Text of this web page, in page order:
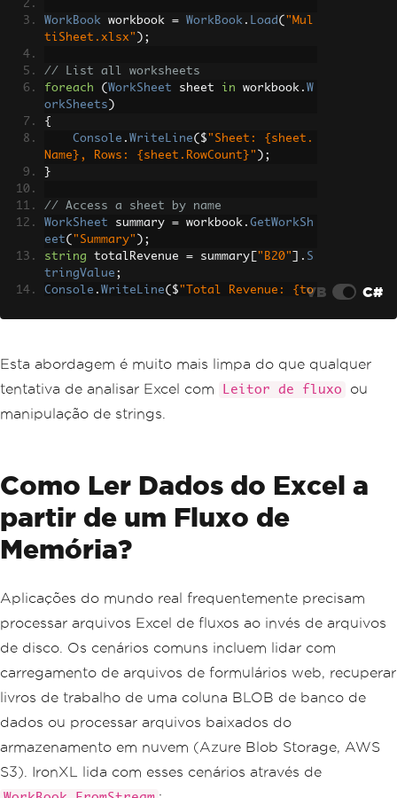
WorkBook workbook = WorkBook . Load ( "Mul
tiSheet.xlsx" );
// List all worksheets
foreach
( WorkSheet sheet in workbook . W
orkSheets )
{
Console . WriteLine( $ "Sheet: {sheet.
Name}, Rows: {sheet.RowCount}" );
}
// Access a sheet by name
WorkSheet summary = workbook . GetWorkSh
eet( "Summary" );
string totalRevenue = summary "B20" ]. S
tringValue ;
Console . WriteLine( $ "Total Revenue: {to
WorkSheet
firstSheet = workbook
0];
int lastRow = firstSheet RowCount ;
Console
. WriteLine
sheet: {lastRow}"
VB C#
Esta abordagem é muito mais limpa do que qualquer
tentativa de analisar Excel com
Leitor de fluxo
ou
manipulação de strings.
Como Ler Dados do Excel a
partir de um Fluxo de
Memória?
Aplicações do mundo real frequentemente precisam
processar arquivos Excel de fluxos ao invés de arquivos
de disco. Os cenários comuns incluem lidar com
carregamento de arquivos de formulários web, recuperar
livros de trabalho de uma coluna BLOB de banco de
dados ou processar arquivos baixados do
armazenamento em nuvem (Azure Blob Storage, AWS
S3). IronXL lida com esses cenários através de